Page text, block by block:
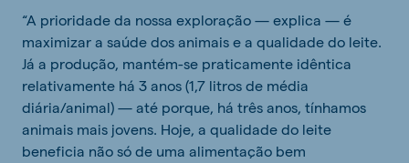
“A prioridade da nossa exploração — explica — é
maximizar a saúde dos animais e a qualidade do leite.
Já a produção, mantém-se praticamente idêntica
relativamente há 3 anos (1,7 litros de média
diária/animal) — até porque, há três anos, tínhamos
animais mais jovens. Hoje, a qualidade do leite
beneficia não só de uma alimentação bem